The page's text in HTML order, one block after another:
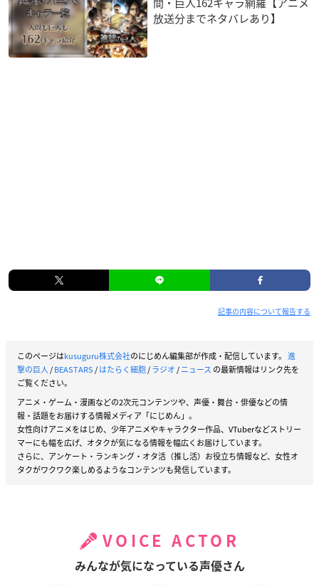
放送分までネタバレあり】
記事の内容について報告する
このページはkusuguru株式会社のにじめん編集部が作成・配信しています。 進
撃の巨人/BEASTARS/はたらく細胞/ラジオ/ニュース の最新情報はリンク先を
ご覧ください。
アニメ・ゲーム・漫画などの2次元コンテンツや、声優・舞台・俳優などの情
報・話題をお届けする情報メディア「にじめん」。
女性向けアニメをはじめ、少年アニメやキャラクター作品、VTuberなどストリー
マーにも幅を広げ、オタクが気になる情報を幅広くお届けしています。
さらに、アンケート・ランキング・オタ活（推し活）お役立ち情報など、女性オ
タクがワクワク楽しめるようなコンテンツも発信しています。
VOICE ACTOR
みんなが気になっている声優さん